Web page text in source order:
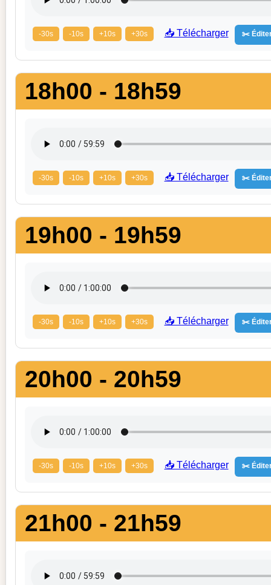
-30s -10s +10s +30s 📥 Télécharger ✂️
18h00 - 18h59
-30s -10s +10s +30s 📥 Télécharger ✂️
19h00 - 19h59
-30s -10s +10s +30s 📥 Télécharger ✂️
20h00 - 20h59
-30s -10s +10s +30s 📥 Télécharger ✂️
21h00 - 21h59